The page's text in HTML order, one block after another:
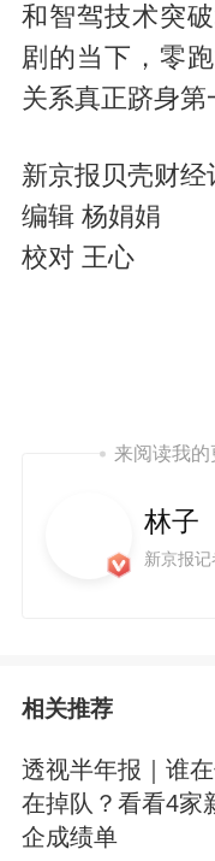
和智驾技术突
剧的当下，零
关系真正跻身第
新京报贝壳财经
编辑 杨娟娟
校对 王心
来阅读我
林子
新京报记
相关推荐
透视半年报｜谁
在掉队？看看4家
企成绩单